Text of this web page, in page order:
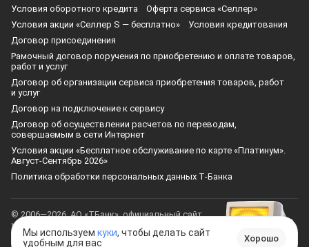
Мы используем куки, чтобы делать сайт
удобным для вас
Хорошо
Условия оборотного кредита
Оферта сервиса «Селлер»
Условия акции «Селлер S — бесплатно»
Условия кредитования
Договор присоединения
Рамочный договор поручения по приобретению и оплате товаров,
работ и услуг
Договор об организации сервиса приобретения товаров, работ
и услуг
Договор на подключение к сервису
Договор об осуществлении расчетов по переводам,
совершаемым в сети Интернет
Условия акции «Бесплатное обслуживание по карте «Платинум».
Август-Сентябрь 2026»
Политика обработки персональных данных Т‑Банка
© 2006—2026, АО «ТБанк», официальный сайт,
универсальная лицензия ЦБ РФ № 2673